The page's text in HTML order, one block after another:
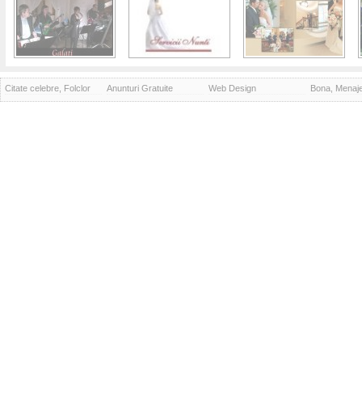
Citate celebre, Folclor Anunturi Gratuite Web Design Bona,